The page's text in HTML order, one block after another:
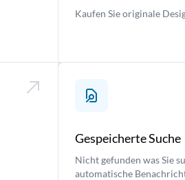
Kaufen Sie originale
Gespeicherte Suche
Nicht gefunden was Sie
automatische